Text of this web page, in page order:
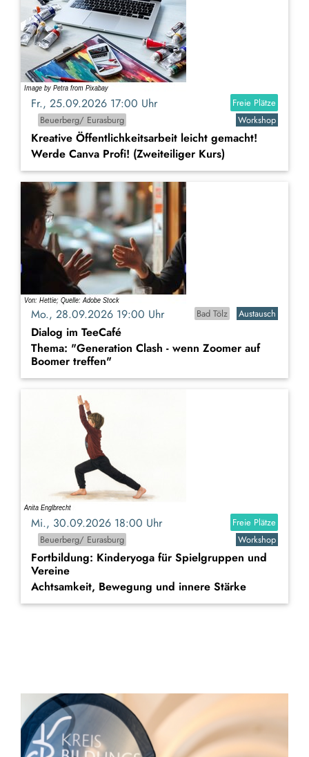
Fr., 25.09.2026 17:00 Uhr
Freie Plätze
Beuerberg/ Eurasburg
Workshop
Kreative Öffentlichkeitsarbeit leicht gemacht!
Werde Canva Profi! (Zweiteiliger Kurs)
Mo., 28.09.2026 19:00 Uhr Bad Tölz Austausch
Dialog im TeeCafé
Thema: "Generation Clash - wenn Zoomer auf
Boomer treffen"
Mi., 30.09.2026 18:00 Uhr
Freie Plätze
Beuerberg/ Eurasburg
Workshop
Fortbildung: Kinderyoga für Spielgruppen und
Vereine
Achtsamkeit, Bewegung und innere Stärke